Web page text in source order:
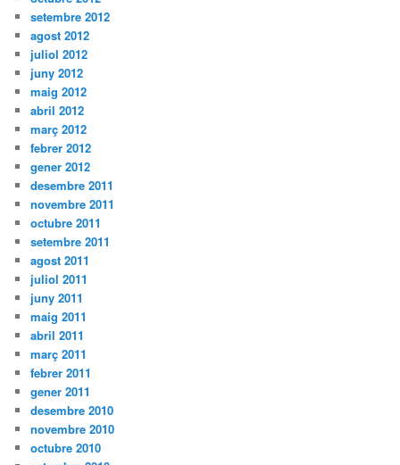
setembre 2012
agost 2012
juliol 2012
juny 2012
maig 2012
abril 2012
març 2012
febrer 2012
gener 2012
desembre 2011
novembre 2011
octubre 2011
setembre 2011
agost 2011
juliol 2011
juny 2011
maig 2011
abril 2011
març 2011
febrer 2011
gener 2011
desembre 2010
novembre 2010
octubre 2010